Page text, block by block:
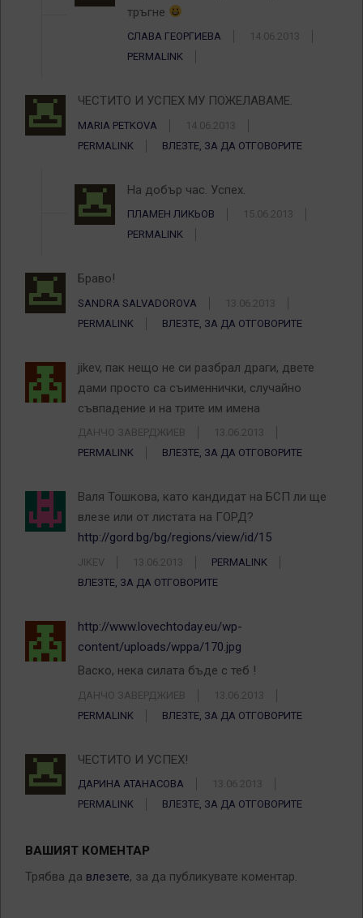
тръгне
СЛАВА ГЕОРГИЕВА
14.06.2013
PERMALINK
ЧЕСТИТО И УСПЕХ МУ ПОЖЕЛАВАМЕ.
MARIA PETKOVA
14.06.2013
PERMALINK
ВЛЕЗТЕ, ЗА ДА ОТГОВОРИТЕ
На добър час. Успех.
ПЛАМЕН ЛИКЬОВ
15.06.2013
PERMALINK
Браво!
SANDRA SALVADOROVA
13.06.2013
PERMALINK
ВЛЕЗТЕ, ЗА ДА ОТГОВОРИТЕ
jikev, пак нещо не си разбрал драги, двете
дами просто са съименнички, случайно
съвпадение и на трите им имена
ДАНЧО ЗАВЕРДЖИЕВ
13.06.2013
PERMALINK
ВЛЕЗТЕ, ЗА ДА ОТГОВОРИТЕ
Валя Тошкова, като кандидат на БСП ли ще
влезе или от листата на ГОРД?
http://gord.bg/bg/regions/view/id/15
JIKEV 13.06.2013
PERMALINK
ВЛЕЗТЕ, ЗА ДА ОТГОВОРИТЕ
http://www.lovechtoday.eu/wp-
content/uploads/wppa/170.jpg
Васко, нека силата бъде с теб !
ДАНЧО ЗАВЕРДЖИЕВ
13.06.2013
PERMALINK
ВЛЕЗТЕ, ЗА ДА ОТГОВОРИТЕ
ЧЕСТИТО И УСПЕХ!
ДАРИНА АТАНАСОВА
13.06.2013
PERMALINK
ВЛЕЗТЕ, ЗА ДА ОТГОВОРИТЕ
ВАШИЯТ КОМЕНТАР
Трябва да влезете, за да публикувате коментар.